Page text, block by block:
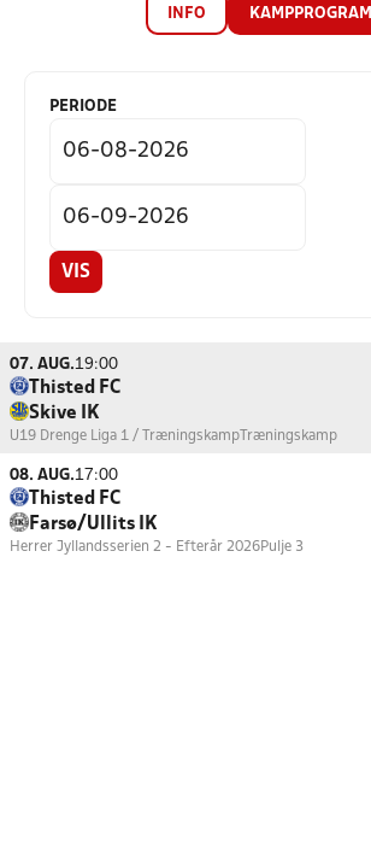
INFO KAMPPROGRAM
PERIODE
VIS
07. AUG.19:00
Thisted FC
Skive IK
U19 Drenge Liga 1 / Træningskamp Træningskamp
08. AUG.17:00
Thisted FC
Farsø/Ullits IK
Herrer Jyllandsserien 2 - Efterår 2026Pulje 3